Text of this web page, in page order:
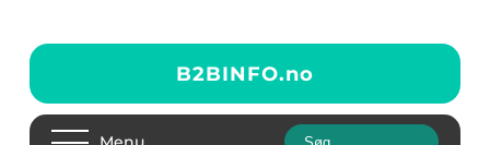
B2BINFO.no